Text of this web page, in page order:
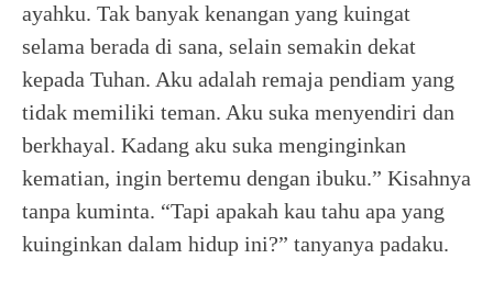
ayahku. Tak banyak kenangan yang kuingat
selama berada di sana, selain semakin dekat
kepada Tuhan. Aku adalah remaja pendiam yang
tidak memiliki teman. Aku suka menyendiri dan
berkhayal. Kadang aku suka menginginkan
kematian, ingin bertemu dengan ibuku.” Kisahnya
tanpa kuminta. “Tapi apakah kau tahu apa yang
kuinginkan dalam hidup ini?” tanyanya padaku.